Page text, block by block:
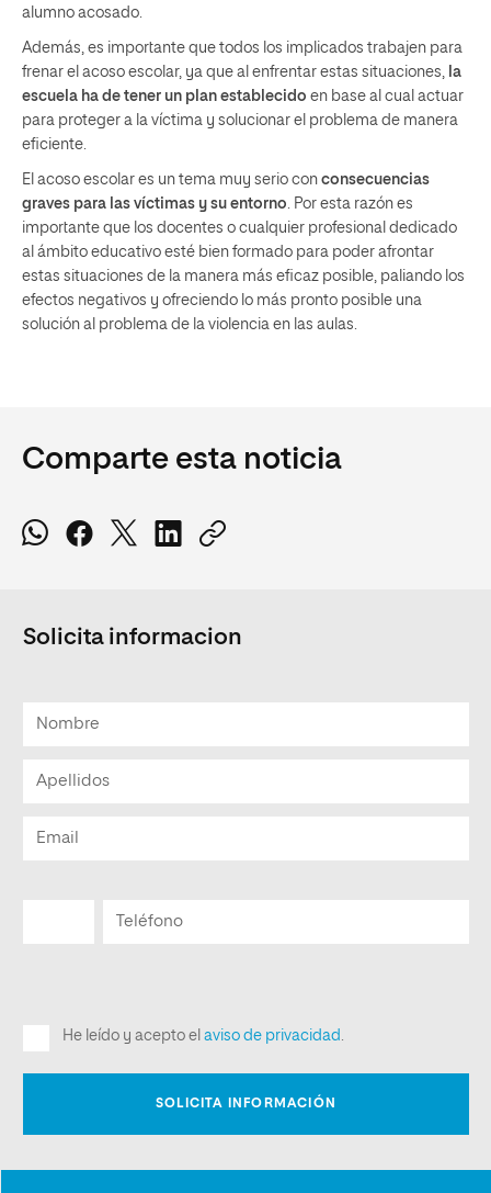
alumno acosado.
Además, es importante que todos los implicados trabajen para
frenar el acoso escolar, ya que al enfrentar estas situaciones,
la
escuela ha de tener un plan establecido en base al cual actuar
para proteger a la víctima y solucionar el problema de manera
eficiente.
El acoso escolar es un tema muy serio con consecuencias
graves para las víctimas y su entorno . Por esta razón es
importante que los docentes o cualquier profesional dedicado
al ámbito educativo esté bien formado para poder afrontar
estas situaciones de la manera más eficaz posible, paliando los
efectos negativos y ofreciendo lo más pronto posible una
solución al problema de la violencia en las aulas.
Comparte esta noticia
Solicita informacion